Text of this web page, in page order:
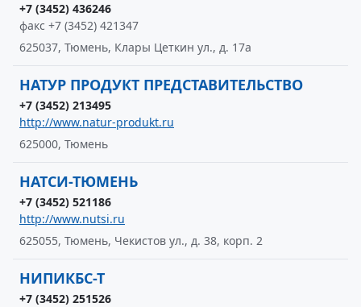
+7 (3452) 436246
факс +7 (3452) 421347
625037, Тюмень, Клары Цеткин ул., д. 17а
НАТУР ПРОДУКТ ПРЕДСТАВИТЕЛЬСТВО
+7 (3452) 213495
http://www.natur-produkt.ru
625000, Тюмень
НАТСИ-ТЮМЕНЬ
+7 (3452) 521186
http://www.nutsi.ru
625055, Тюмень, Чекистов ул., д. 38, корп. 2
НИПИКБС-Т
+7 (3452) 251526